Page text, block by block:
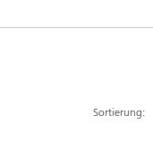
Sortierung: